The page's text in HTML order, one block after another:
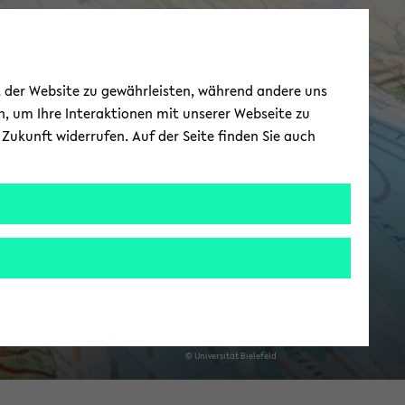
© Uni­ver­si­tät Bie­le­feld
Website zu gewährleisten, während andere uns
um Ihre Interaktionen mit unserer Webseite zu
widerrufen. Auf der Seite finden Sie auch